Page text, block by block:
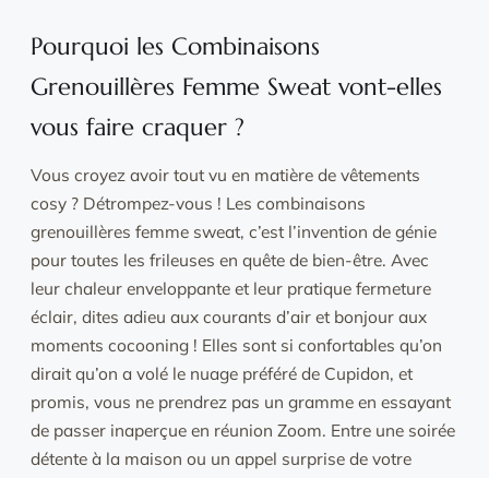
Pourquoi les Combinaisons
Grenouillères Femme Sweat vont-elles
vous faire craquer ?
Vous croyez avoir tout vu en matière de vêtements
cosy ? Détrompez-vous ! Les combinaisons
grenouillères femme sweat, c’est l’invention de génie
pour toutes les frileuses en quête de bien-être. Avec
leur chaleur enveloppante et leur pratique fermeture
éclair, dites adieu aux courants d’air et bonjour aux
moments cocooning ! Elles sont si confortables qu’on
dirait qu’on a volé le nuage préféré de Cupidon, et
promis, vous ne prendrez pas un gramme en essayant
de passer inaperçue en réunion Zoom. Entre une soirée
détente à la maison ou un appel surprise de votre